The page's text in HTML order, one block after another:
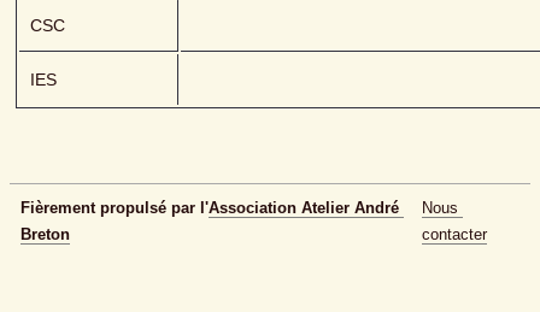
CSC
IES
Fièrement propulsé par l'Association Atelier André
Breton
Nous
contacter